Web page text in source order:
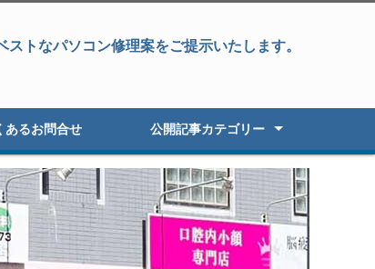
トなパソコン修理案をご提示いたします。
あるお問合せ 公開記事カテゴリー
パソコン修理
データ復旧&パソコン修理
データ復旧・復元
液晶パネル修理
パソコン高速化
オーダーパソコン
Windowsアップグレード
パソコン初期セットアップ
パソコン販売